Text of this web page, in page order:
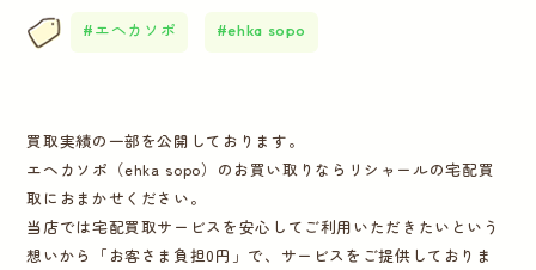
お客さまの声
バイヤー紹介
エヘカソポ ehka sopo
買取実績の一部を公開しております。
エヘカソポ（ehka sopo）のお買い取りならリシャールの宅配買
取におまかせください。
当店では宅配買取サービスを安心してご利用いただきたいという
想いから「お客さま負担0円」で、サービスをご提供しておりま